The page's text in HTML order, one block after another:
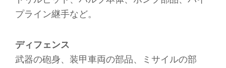
プライン継手など。
ディフェンス
武器の砲身、装甲車両の部品、ミサイルの部